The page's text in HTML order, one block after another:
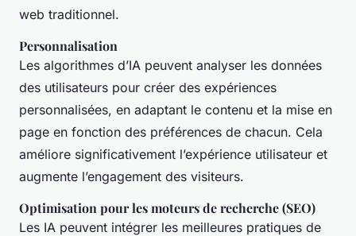
web traditionnel.
Personnalisation
Les algorithmes d’IA peuvent analyser les données
des utilisateurs pour créer des expériences
personnalisées, en adaptant le contenu et la mise en
page en fonction des préférences de chacun. Cela
améliore significativement l’expérience utilisateur et
augmente l’engagement des visiteurs.
Optimisation pour les moteurs de recherche (SEO)
Les IA peuvent intégrer les meilleures pratiques de